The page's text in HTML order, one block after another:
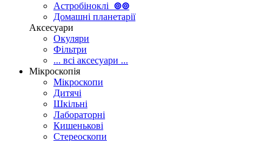
Астробіноклі ⊚⊚
Домашні планетарії
Аксесуари
Окуляри
Фільтри
... всі аксесуари ...
Мікроскопія
Мікроскопи
Дитячі
Шкільні
Лабораторні
Кишенькові
Стереоскопи